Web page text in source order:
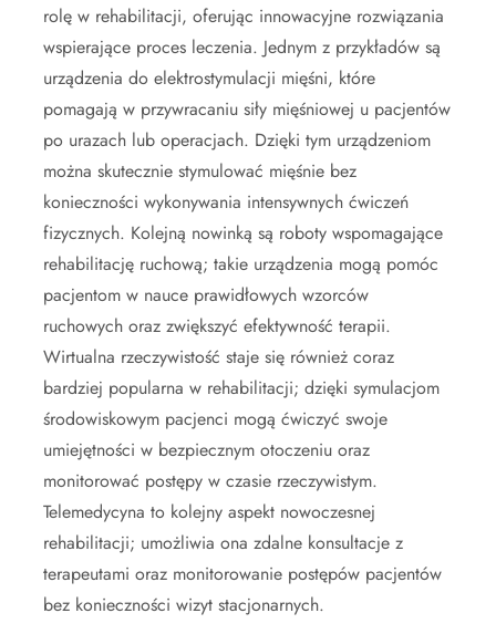
rolę w rehabilitacji, oferując innowacyjne rozwiązania
wspierające proces leczenia. Jednym z przykładów są
urządzenia do elektrostymulacji mięśni, które
pomagają w przywracaniu siły mięśniowej u pacjentów
po urazach lub operacjach. Dzięki tym urządzeniom
można skutecznie stymulować mięśnie bez
konieczności wykonywania intensywnych ćwiczeń
fizycznych. Kolejną nowinką są roboty wspomagające
rehabilitację ruchową; takie urządzenia mogą pomóc
pacjentom w nauce prawidłowych wzorców
ruchowych oraz zwiększyć efektywność terapii.
Wirtualna rzeczywistość staje się również coraz
bardziej popularna w rehabilitacji; dzięki symulacjom
środowiskowym pacjenci mogą ćwiczyć swoje
umiejętności w bezpiecznym otoczeniu oraz
monitorować postępy w czasie rzeczywistym.
Telemedycyna to kolejny aspekt nowoczesnej
rehabilitacji; umożliwia ona zdalne konsultacje z
terapeutami oraz monitorowanie postępów pacjentów
bez konieczności wizyt stacjonarnych.